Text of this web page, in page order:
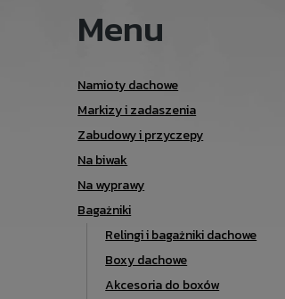
Menu
Namioty dachowe
Markizy i zadaszenia
Zabudowy i przyczepy
Na biwak
Na wyprawy
Bagażniki
Relingi i bagażniki dachowe
Boxy dachowe
Akcesoria do boxów